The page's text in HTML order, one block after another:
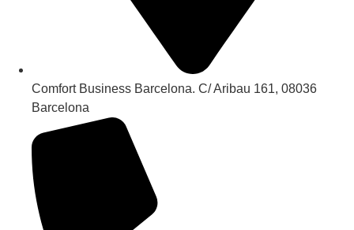
Comfort Business Barcelona. C/ Aribau 161, 08036
Barcelona